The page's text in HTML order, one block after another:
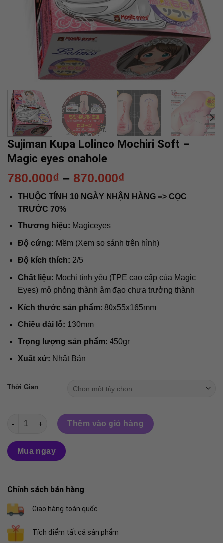
Sujiman Kupa Lolinco Mochiri Soft –
Magic eyes onahole
780.000₫ – 870.000₫
giá:
từ
870.000₫
THUỘC TÍNH 10 NGÀY NHẬN HÀNG => CỌC
TRƯỚC 70%
Thương hiệu: Magiceyes
Độ cứng: Mềm (Xem so sánh trên hình)
Độ kích thích: 2/5
Chất liệu: Mochi tình yêu (TPE cao cấp của Magic
Eyes) mô phỏng thành âm đạo chưa trưởng thành
Kích thước sản phẩm: 80x55x165mm
Chiều dài lỗ: 130mm
Trọng lượng sản phẩm: 450gr
Xuất xứ: Nhật Bản
Thời Gian
Sujiman Kupa Lolinco Mochiri Soft - Magic eyes onahole số
Thêm vào giỏ hàng
Mua ngay
Chính sách bán hàng
Giao hàng toàn quốc
Tích điểm tất cả sản phẩm